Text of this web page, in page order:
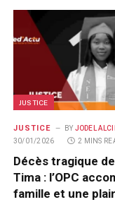
JUSTICE
JUSTICE BY JODEL
30/01/2026
2 MINS
Décès tragique
Tima : l’OPC
famille et une